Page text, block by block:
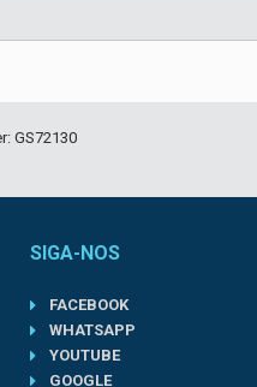
GS72130
SIGA-NOS
FACEBOOK
WHATSAPP
YOUTUBE
GOOGLE